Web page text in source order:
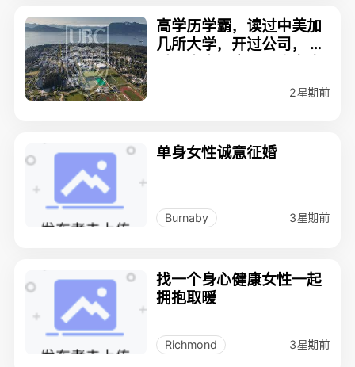
高学历学霸，读过中美加
几所大学，开过公司， 去
2星期前
单身女性诚意征婚
Burnaby 3星期前
找一个身心健康女性一起
拥抱取暖
Richmond 3星期前